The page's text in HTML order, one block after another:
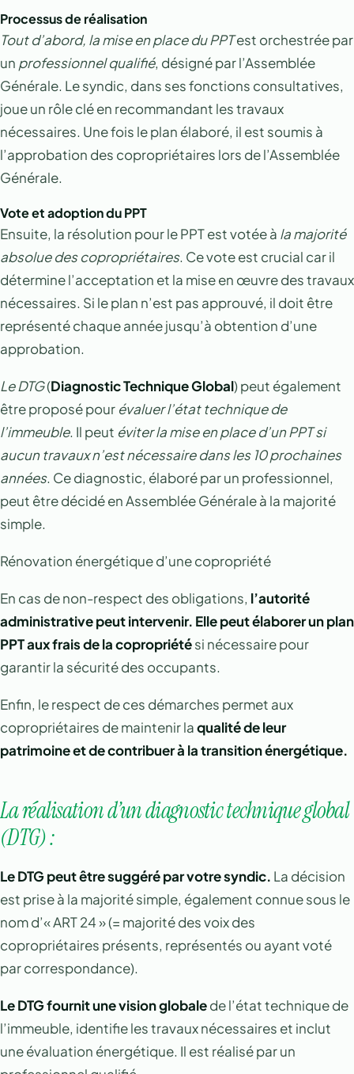
Processus de réalisation
Tout d’abord, la mise en place du PPTest orchestrée par
un professionnel qualifié, désigné par l’Assemblée
Générale. Le syndic, dans ses fonctions consultatives,
joue un rôle clé en recommandant les travaux
nécessaires. Une fois le plan élaboré, il est soumis à
l’approbation des copropriétaires lors de l’Assemblée
Générale.
Vote et adoption du PPT
Ensuite, la résolution pour le PPT est votée à la majorité
absolue des copropriétaires. Ce vote est crucial car il
détermine l’acceptation et la mise en œuvre des travaux
nécessaires. Si le plan n’est pas approuvé, il doit être
représenté chaque année jusqu’à obtention d’une
approbation.
Le DTG(Diagnostic Technique Global) peut également
être proposé pour évaluer l’état technique de
l’immeuble. Il peut éviter la mise en place d’un PPT si
aucun travaux n’est nécessaire dans les 10 prochaines
années. Ce diagnostic, élaboré par un professionnel,
peut être décidé en Assemblée Générale à la majorité
simple.
Rénovation énergétique d’une copropriété
En cas de non-respect des obligations, l’autorité
administrative peut intervenir. Elle peut élaborer un plan
PPT aux frais de la copropriétési nécessaire pour
garantir la sécurité des occupants.
Enfin, le respect de ces démarches permet aux
copropriétaires de maintenir laqualité de leur
patrimoine et de contribuer à la transition énergétique.
La réalisation d’un diagnostic technique global
(DTG) :
Le DTG peut être suggéré par votre syndic. La décision
est prise à la majorité simple, également connue sous le
nom d’« ART 24 » (= majorité des voix des
copropriétaires présents, représentés ou ayant voté
par correspondance).
Le DTG fournit une vision globalede l’état technique de
l’immeuble, identifie les travaux nécessaires et inclut
une évaluation énergétique. Il est réalisé par un